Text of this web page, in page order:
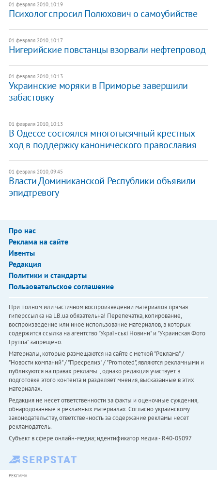
01 февраля 2010, 10:19
Психолог спросил Полюхович о самоубийстве
01 февраля 2010, 10:17
Нигерийские повстанцы взорвали нефтепровод
01 февраля 2010, 10:13
Украинские моряки в Приморье завершили
забастовку
01 февраля 2010, 10:13
В Одессе состоялся многотысячный крестных
ход в поддержку канонического православия
01 февраля 2010, 09:45
Власти Доминиканской Республики объявили
эпидтревогу
Про нас
Реклама на сайте
Ивенты
Редакция
Политики и стандарты
Пользовательское соглашение
При полном или частичном воспроизведении материалов прямая
гиперссылка на LB.ua обязательна! Перепечатка, копирование,
воспроизведение или иное использование материалов, в которых
содержится ссылка на агентство "Українськi Новини" и "Украинская Фото
Группа" запрещено.
Материалы, которые размещаются на сайте с меткой "Реклама" /
"Новости компаний" / "Пресрелиз" / "Promoted", являются рекламными и
публикуются на правах рекламы. , однако редакция участвует в
подготовке этого контента и разделяет мнения, высказанные в этих
материалах.
Редакция не несет ответственности за факты и оценочные суждения,
обнародованные в рекламных материалах. Согласно украинскому
законодательству, ответственность за содержание рекламы несет
рекламодатель.
Субъект в сфере онлайн-медиа; идентификатор медиа - R40-05097
РЕКЛАМА